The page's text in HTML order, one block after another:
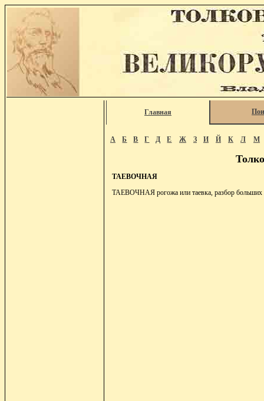
Главная
А Б В Г Д Е Ж З И Й К Л М
ТАЕВОЧНАЯ
ТАЕВОЧНАЯ рогожа или таевка, разбор больших